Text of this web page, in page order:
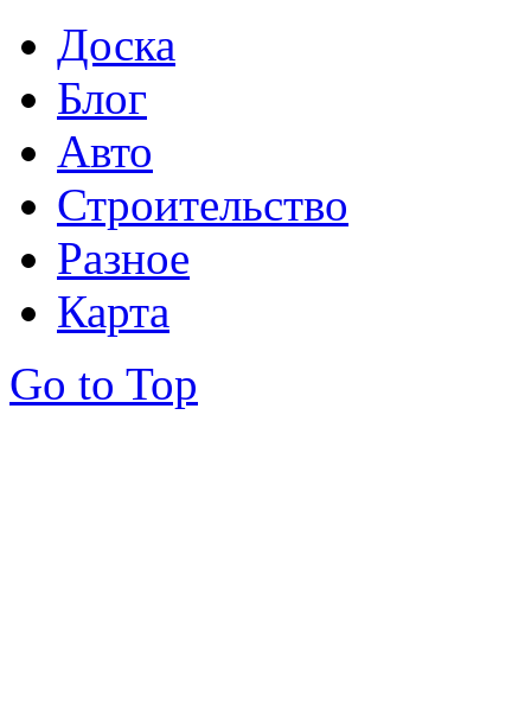
Доска
Блог
Авто
Строительство
Разное
Карта
Go to Top